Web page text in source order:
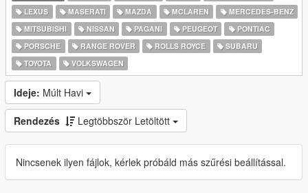
LEXUS
MASERATI MAZDA MCLAREN
MERCEDES-BENZ
MITSUBISHI
NISSAN PAGANI PEUGEOT
PONTIAC
PORSCHE
RANGE ROVER ROLLS ROYCE
SUBARU
TOYOTA
VOLKSWAGEN
Ideje: Múlt Havi
Rendezés Legtöbbször Letöltött
Nincsenek ilyen fájlok, kérlek próbáld más szűrési beállítással.